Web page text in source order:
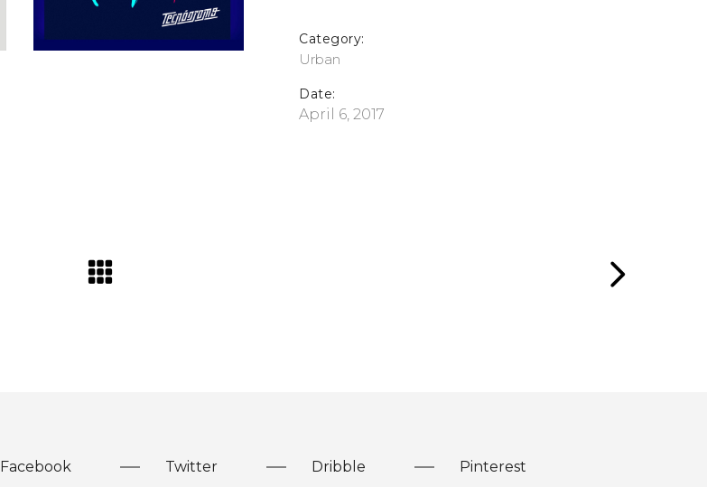
Category:
Urban
Date:
April 6, 2017
Facebook Twitter Dribble Pinterest